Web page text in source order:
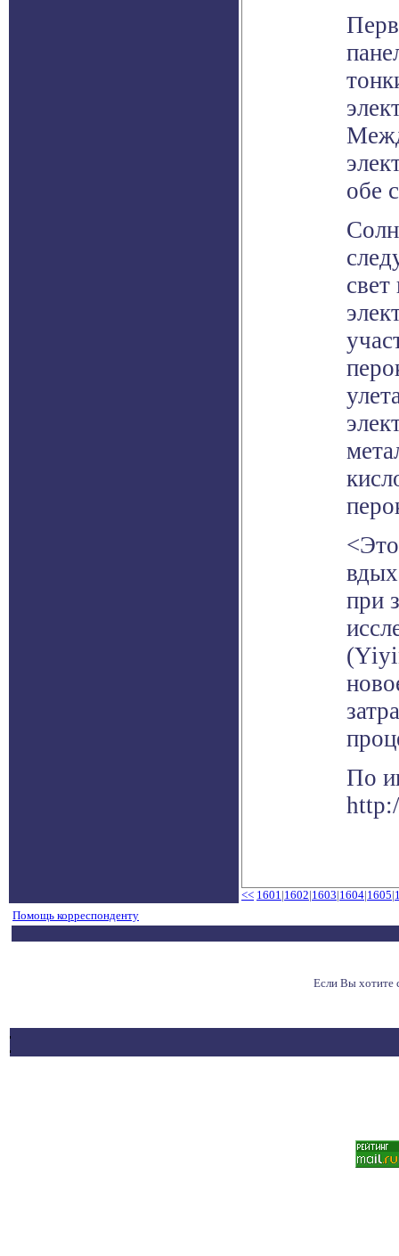
обе
при
По
<< 1601|1602|1603|1604|1605|
Помощь корреспонденту
Если Вы хотите